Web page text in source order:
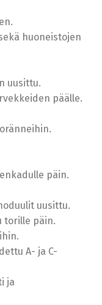
huoneistojen
uusittu.
päälle.
päin.
uusittu.
torille päin.
A- ja C-
ja